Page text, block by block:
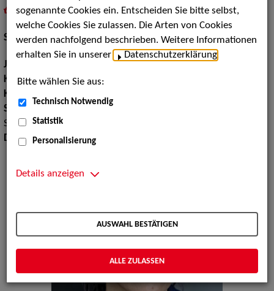
als PDF speichern
inMeine Merklistelegen
Schauspiel:Film und TV
Jahrgang:
Körpergröße:161 cm
Konfektionsgröße:
Sprachen:
Englisch, Französisch, Rumänisch, Italienisch,
Schwedisch
Dialekte:Bayerisch
sogenannte Cookies ein. Entscheiden Sie bitte selbst,
welche Cookies Sie zulassen. Die Arten von Cookies
werden nachfolgend beschrieben. Weitere Informationen
erhalten Sie in unserer
Datenschutzerklärung
Bitte wählen Sie aus:
Technisch Notwendig
Statistik
Personalisierung
Details anzeigen
AUSWAHL BESTÄTIGEN
ALLE ZULASSEN